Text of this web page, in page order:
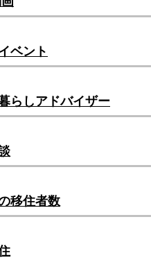
ベント
らしアドバイザー
移住者数